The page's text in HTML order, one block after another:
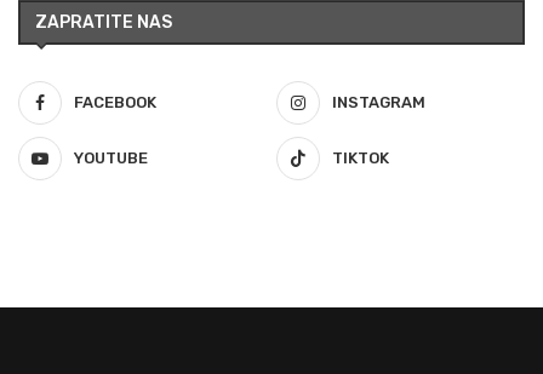
ZAPRATITE NAS
FACEBOOK INSTAGRAM
YOUTUBE TIKTOK